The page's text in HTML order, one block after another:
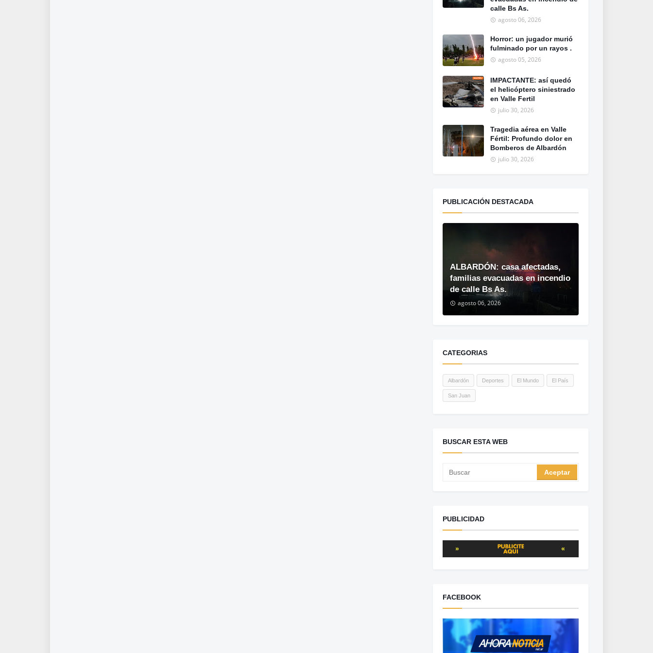
calle Bs As.
agosto 06, 2026
Horror: un jugador murió
fulminado por un rayos .
agosto 05, 2026
IMPACTANTE: así quedó
el helicóptero siniestrado
en Valle Fertil
julio 30, 2026
Tragedia aérea en Valle
Fértil: Profundo dolor en
Bomberos de Albardón
julio 30, 2026
PUBLICACIÓN DESTACADA
ALBARDÓN: casa afectadas,
familias evacuadas en incendio
de calle Bs As.
agosto 06, 2026
CATEGORIAS
Albardón Deportes El Mundo El País
San Juan
BUSCAR ESTA WEB
PUBLICIDAD
FACEBOOK